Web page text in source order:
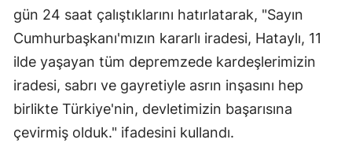
gün 24 saat çalıştıklarını hatırlatarak, "Sayın
Cumhurbaşkanı'mızın kararlı iradesi, Hataylı, 11
ilde yaşayan tüm depremzede kardeşlerimizin
iradesi, sabrı ve gayretiyle asrın inşasını hep
birlikte Türkiye'nin, devletimizin başarısına
çevirmiş olduk." ifadesini kullandı.